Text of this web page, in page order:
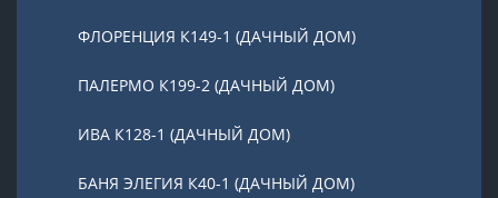
ФЛОРЕНЦИЯ К149-1 (ДАЧНЫЙ ДОМ)
ПАЛЕРМО К199-2 (ДАЧНЫЙ ДОМ)
ИВА К128-1 (ДАЧНЫЙ ДОМ)
БАНЯ ЭЛЕГИЯ К40-1 (ДАЧНЫЙ ДОМ)